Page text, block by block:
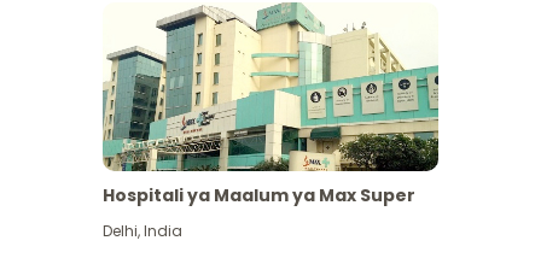
Hospitali ya Maalum ya Max Super
Delhi,India